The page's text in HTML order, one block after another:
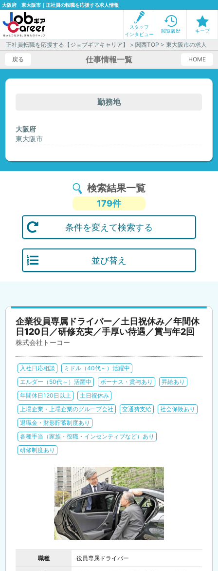
大阪府 東大阪市｜正社員の転職を応援する求人情報
スタッフ
インタビュー
閲覧履歴 キープ
正社員転職を応援する【ジョブギアキャリア】 >関西TOP > 東大阪市の求人
戻る
HOME
仕事情報一覧
勤務地
大阪府
東大阪市
検索結果一覧
179件
条件を変えて検索する
並び替え
企業役員専属ドライバー／土日祝休み／年間休
日120日／研修充実／手厚い待遇／賞与年2回
株式会社トーコー
入社日応相談
ミドル（40代～）活躍中
エルダー（50代～）活躍中
ボーナス・賞与あり
昇給あり
年間休日120日以上
土日祝休み
上場企業・上場企業のグループ会社
交通費支給
社会保険あり
退職金・財形貯蓄制度あり
各種手当（家族・役職・インセンティブなど）あり
研修制度あり
職種 役員専属ドライバー